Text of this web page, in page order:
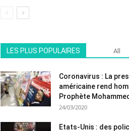
LES PLUS POPULAIRES All
Coronavirus : La
américaine rend
24/03/2020
Etats-Unis : des